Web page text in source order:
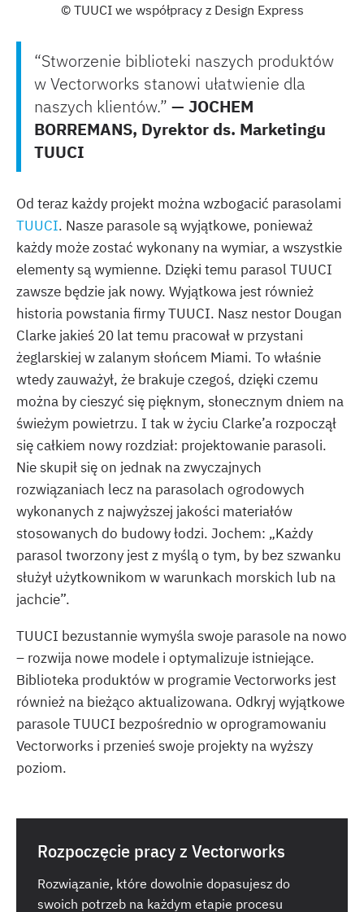
© TUUCI we współpracy z Design Express
“Stworzenie biblioteki naszych produktów
w Vectorworks stanowi ułatwienie dla
naszych klientów.” — JOCHEM
BORREMANS, Dyrektor ds. Marketingu
TUUCI
Od teraz każdy projekt można wzbogacić parasolami
TUUCI. Nasze parasole są wyjątkowe, ponieważ
każdy może zostać wykonany na wymiar, a wszystkie
elementy są wymienne. Dzięki temu parasol TUUCI
zawsze będzie jak nowy. Wyjątkowa jest również
historia powstania firmy TUUCI. Nasz nestor Dougan
Clarke jakieś 20 lat temu pracował w przystani
żeglarskiej w zalanym słońcem Miami. To właśnie
wtedy zauważył, że brakuje czegoś, dzięki czemu
można by cieszyć się pięknym, słonecznym dniem na
świeżym powietrzu. I tak w życiu Clarke’a rozpoczął
się całkiem nowy rozdział: projektowanie parasoli.
Nie skupił się on jednak na zwyczajnych
rozwiązaniach lecz na parasolach ogrodowych
wykonanych z najwyższej jakości materiałów
stosowanych do budowy łodzi. Jochem: „Każdy
parasol tworzony jest z myślą o tym, by bez szwanku
służył użytkownikom w warunkach morskich lub na
jachcie”.
TUUCI bezustannie wymyśla swoje parasole na nowo
– rozwija nowe modele i optymalizuje istniejące.
Biblioteka produktów w programie Vectorworks jest
również na bieżąco aktualizowana. Odkryj wyjątkowe
parasole TUUCI bezpośrednio w oprogramowaniu
Vectorworks i przenieś swoje projekty na wyższy
poziom.
Rozpoczęcie pracy z Vectorworks
Rozwiązanie, które dowolnie dopasujesz do
swoich potrzeb na każdym etapie procesu